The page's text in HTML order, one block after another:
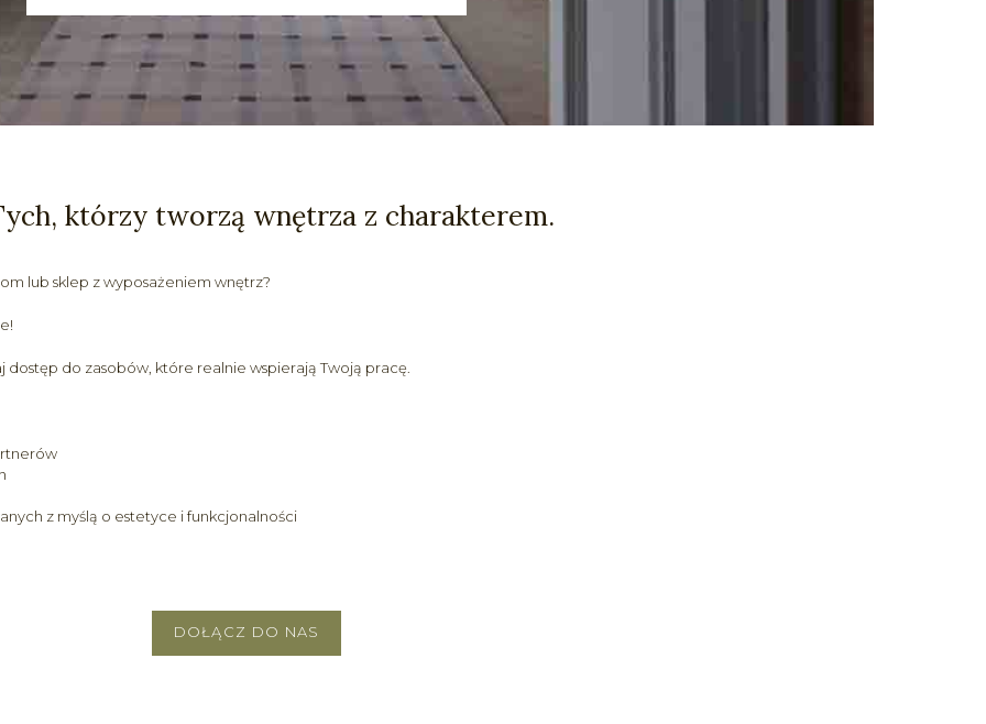
którzy tworzą wnętrza z charakterem.
lub sklep z wyposażeniem wnętrz?
dostęp do zasobów, które realnie wspierają Twoją pracę.
z myślą o estetyce i funkcjonalności
DOŁĄCZ DO NAS